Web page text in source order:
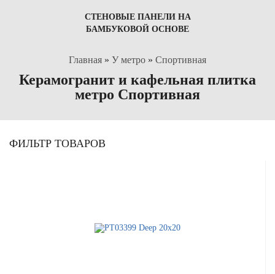
СТЕНОВЫЕ ПАНЕЛИ НА
БАМБУКОВОЙ ОСНОВЕ
Главная » У метро » Спортивная
Керамогранит и кафельная плитка
метро Спортивная
ФИЛЬТР ТОВАРОВ